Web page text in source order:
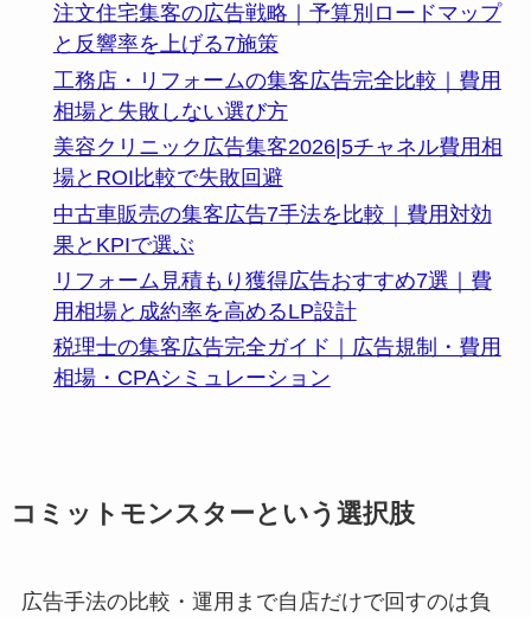
注文住宅集客の広告戦略｜予算別ロードマップ
と反響率を上げる7施策
工務店・リフォームの集客広告完全比較｜費用
相場と失敗しない選び方
美容クリニック広告集客2026|5チャネル費用相
場とROI比較で失敗回避
中古車販売の集客広告7手法を比較｜費用対効
果とKPIで選ぶ
リフォーム見積もり獲得広告おすすめ7選｜費
用相場と成約率を高めるLP設計
税理士の集客広告完全ガイド｜広告規制・費用
相場・CPAシミュレーション
コミットモンスターという選択肢
広告手法の比較・運用まで自店だけで回すのは負